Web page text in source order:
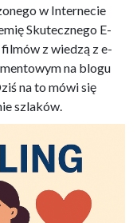
w Internecie
Skutecznego E-
z wiedzą z e-
na blogu
na to mówi się
szlaków.